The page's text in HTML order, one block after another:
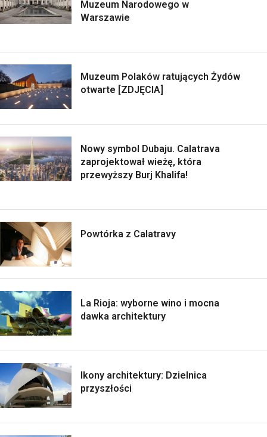
Muzeum Narodowego w
Warszawie
Muzeum Polaków ratujących Żydów
otwarte [ZDJĘCIA]
Nowy symbol Dubaju. Calatrava
zaprojektował wieżę, która
przewyższy Burj Khalifa!
Powtórka z Calatravy
La Rioja: wyborne wino i mocna
dawka architektury
Ikony architektury: Dzielnica
przyszłości